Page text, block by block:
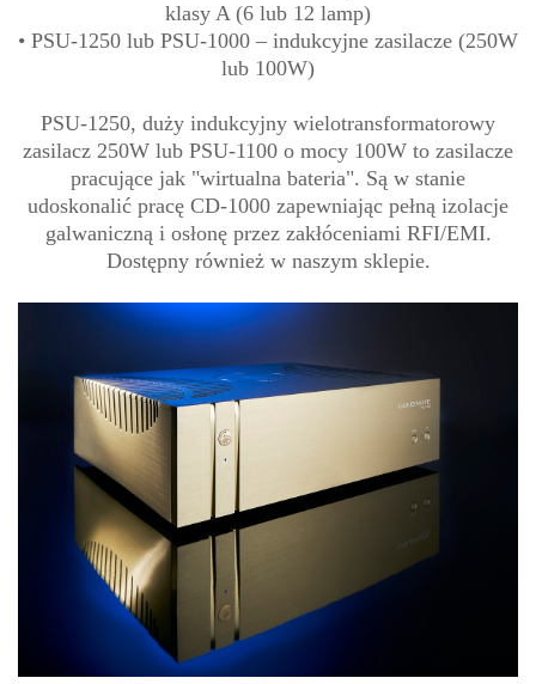
klasy A (6 lub 12 lamp)
• PSU-1250 lub PSU-1000 – indukcyjne zasilacze (250W
lub 100W)
PSU-1250, duży indukcyjny wielotransformatorowy
zasilacz 250W lub PSU-1100 o mocy 100W to zasilacze
pracujące jak "wirtualna bateria". Są w stanie
udoskonalić pracę CD-1000 zapewniając pełną izolacje
galwaniczną i osłonę przez zakłóceniami RFI/EMI.
Dostępny również w naszym sklepie.